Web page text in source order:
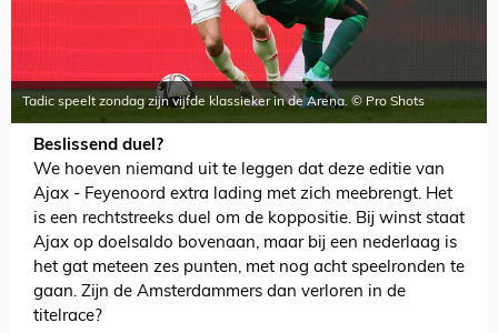
Tadic speelt zondag zijn vijfde klassieker in de Arena. © Pro Shots
Beslissend duel?
We hoeven niemand uit te leggen dat deze editie van
Ajax - Feyenoord extra lading met zich meebrengt. Het
is een rechtstreeks duel om de koppositie. Bij winst staat
Ajax op doelsaldo bovenaan, maar bij een nederlaag is
het gat meteen zes punten, met nog acht speelronden te
gaan. Zijn de Amsterdammers dan verloren in de
titelrace?